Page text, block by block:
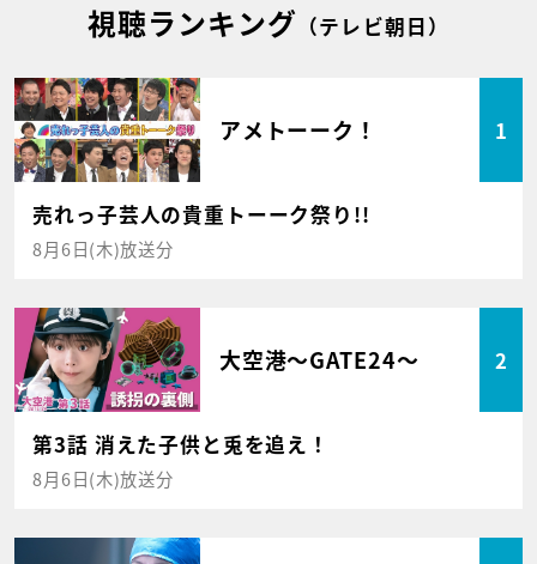
視聴ランキング （テレビ朝日）
アメトーーク！ 1
売れっ子芸人の貴重トーーク祭り!!
8月6日(木)放送分
大空港～GATE24～ 2
第3話 消えた子供と兎を追え！
8月6日(木)放送分